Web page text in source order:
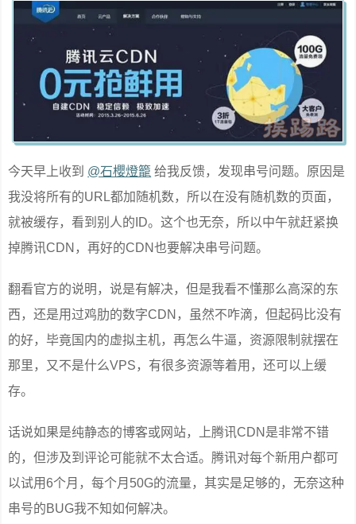
今天早上收到 @石櫻燈籠 给我反馈，发现串号问题。原因是
我没将所有的URL都加随机数，所以在没有随机数的页面，
就被缓存，看到别人的ID。这个也无奈，所以中午就赶紧换
掉腾讯CDN，再好的CDN也要解决串号问题。
翻看官方的说明，说是有解决，但是我看不懂那么高深的东
西，还是用过鸡肋的数字CDN，虽然不咋滴，但起码比没有
的好，毕竟国内的虚拟主机，再怎么牛逼，资源限制就摆在
那里，又不是什么VPS，有很多资源等着用，还可以上缓
存。
话说如果是纯静态的博客或网站，上腾讯CDN是非常不错
的，但涉及到评论可能就不太合适。腾讯对每个新用户都可
以试用6个月，每个月50G的流量，其实是足够的，无奈这种
串号的BUG我不知如何解决。